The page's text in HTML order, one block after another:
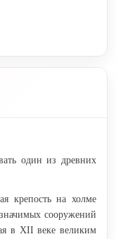
один из древних
крепость на холме
сооружений
в XII веке великим